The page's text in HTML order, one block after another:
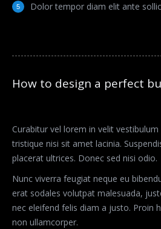
Dolor tempor diam elit ante
How to design a perfect
Curabitur vel lorem in velit
tristique nisi sit amet lacinia.
placerat ultrices. Donec sed nisi odio.
Nunc viverra feugiat neque eu
erat sodales volutpat malesuada,
nec eleifend felis diam a justo. Proin
non ullamcorper.